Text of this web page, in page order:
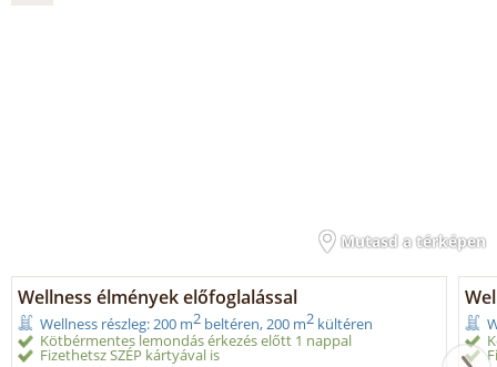
Mutasd a térképen
Wellness élmények előfoglalással
Wellness részleg: 200 m2 beltéren, 200 m2 kültéren
Kötbérmentes lemondás érkezés előtt 1 nappal
Fizethetsz SZÉP kártyával is